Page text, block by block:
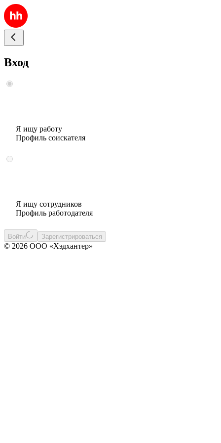
Вход
Я ищу работу
Профиль соискателя
Я ищу сотрудников
Профиль работодателя
Войти Зарегистрироваться
© 2026 ООО «Хэдхантер»